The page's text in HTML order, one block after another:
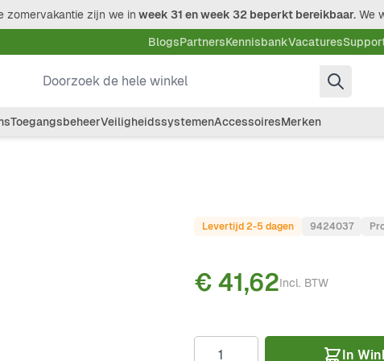
zomervakantie zijn we in week 31 en week 32 beperkt bereikbaar. We
BlogsPartnersKennisbankVacatures
Doorzoek de hele winkel
ToegangsbeheerVeiligheidssystemenAccessoiresMerken
Levertijd 2-5 dagen 9424037
Incl. BTW
€ 41,62
In